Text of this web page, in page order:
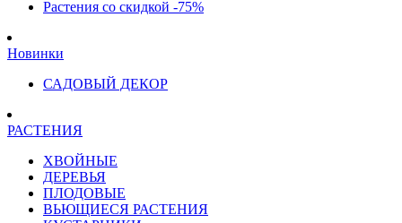
Растения со скидкой -75%
Новинки
САДОВЫЙ ДЕКОР
РАСТЕНИЯ
ХВОЙНЫЕ
ДЕРЕВЬЯ
ПЛОДОВЫЕ
ВЬЮЩИЕСЯ РАСТЕНИЯ